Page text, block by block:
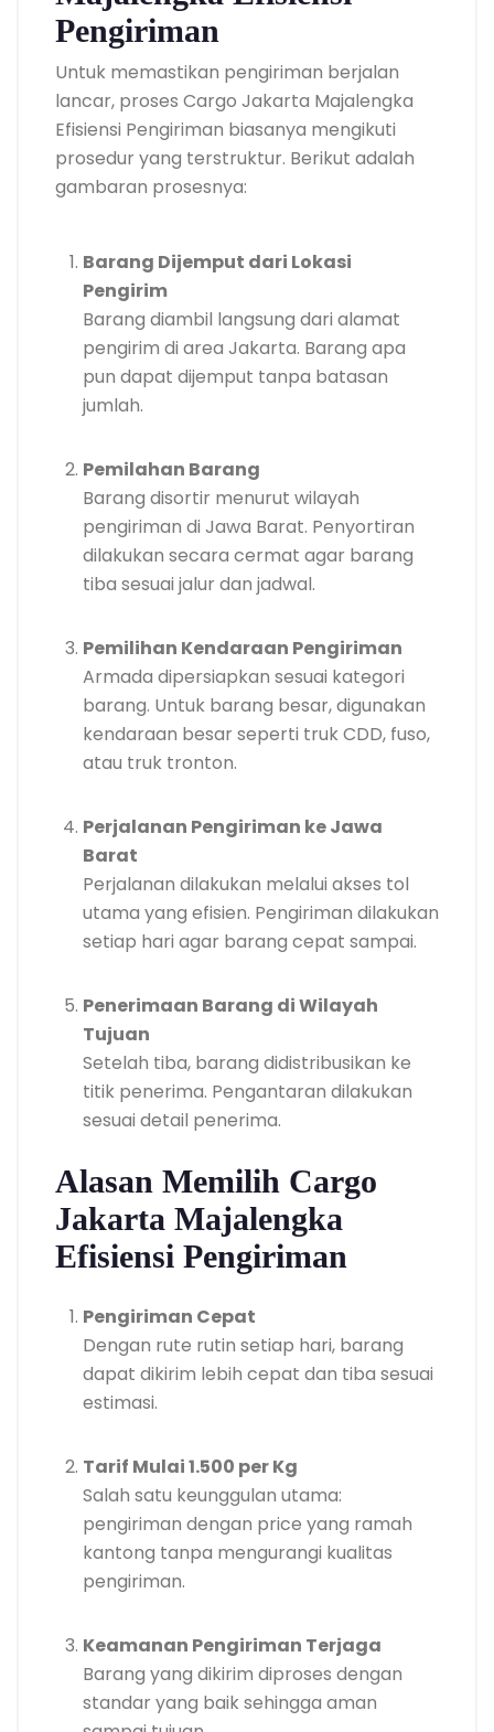
Pengiriman
Untuk memastikan pengiriman berjalan
lancar, proses Cargo Jakarta Majalengka
Efisiensi Pengiriman biasanya mengikuti
prosedur yang terstruktur. Berikut adalah
gambaran prosesnya:
Barang Dijemput dari Lokasi
Pengirim
Barang diambil langsung dari alamat
pengirim di area Jakarta. Barang apa
pun dapat dijemput tanpa batasan
jumlah.
Pemilahan Barang
Barang disortir menurut wilayah
pengiriman di Jawa Barat. Penyortiran
dilakukan secara cermat agar barang
tiba sesuai jalur dan jadwal.
Pemilihan Kendaraan Pengiriman
Armada dipersiapkan sesuai kategori
barang. Untuk barang besar, digunakan
kendaraan besar seperti truk CDD, fuso,
atau truk tronton.
Perjalanan Pengiriman ke Jawa
Barat
Perjalanan dilakukan melalui akses tol
utama yang efisien. Pengiriman dilakukan
setiap hari agar barang cepat sampai.
Penerimaan Barang di Wilayah
Tujuan
Setelah tiba, barang didistribusikan ke
titik penerima. Pengantaran dilakukan
sesuai detail penerima.
Alasan Memilih Cargo
Jakarta Majalengka
Efisiensi Pengiriman
Pengiriman Cepat
Dengan rute rutin setiap hari, barang
dapat dikirim lebih cepat dan tiba sesuai
estimasi.
Tarif Mulai 1.500 per Kg
Salah satu keunggulan utama:
pengiriman dengan price yang ramah
kantong tanpa mengurangi kualitas
pengiriman.
Keamanan Pengiriman Terjaga
Barang yang dikirim diproses dengan
standar yang baik sehingga aman